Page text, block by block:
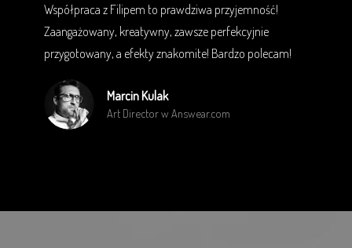
Współpracuję z NeonCup od kilku miesięcy. Realizują dla
mnie i moich klientów filmy reklamowe i promocyjne pod
kampanie w mediach społecznościowych. Dotychczasowe
doświadczenie oraz kreatywne podejście do materiału
filmowego. Widać, że praca z kamerą to ich pasja.